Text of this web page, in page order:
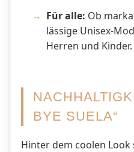
Für alle: Ob
lässige Unisex-
Herren und Kinder.
BYE SUELA“
Hinter dem coolen